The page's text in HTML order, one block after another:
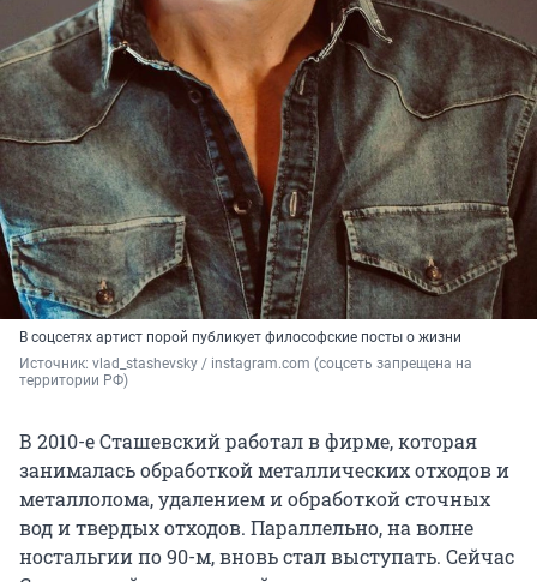
В соцсетях артист порой публикует философские посты о жизни
Источник: vlad_stashevsky / instagram.com (соцсеть запрещена на
территории РФ)
В 2010-е Сташевский работал в фирме, которая
занималась обработкой металлических отходов и
металлолома, удалением и обработкой сточных
вод и твердых отходов. Параллельно, на волне
ностальгии по 90-м, вновь стал выступать. Сейчас